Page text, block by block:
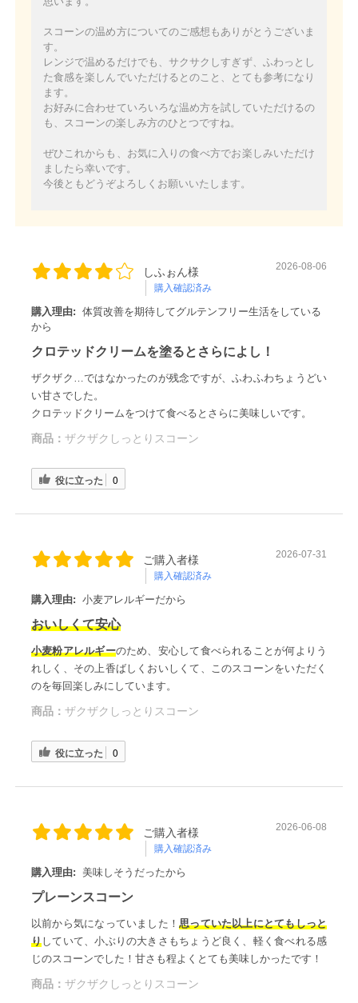
スコーンの温め方についてのご感想もありがとうございま
す。
レンジで温めるだけでも、サクサクしすぎず、ふわっとし
た食感を楽しんでいただけるとのこと、とても参考になり
ます。
お好みに合わせていろいろな温め方を試していただけるの
も、スコーンの楽しみ方のひとつですね。
ぜひこれからも、お気に入りの食べ方でお楽しみいただけ
ましたら幸いです。
今後ともどうぞよろしくお願いいたします。
しふぉん様
購入確認済み
2026-08-06
購入理由: 体質改善を期待してグルテンフリー生活をしている
から
クロテッドクリームを塗るとさらによし！
ザクザク…ではなかったのが残念ですが、ふわふわちょうどい
い甘さでした。
クロテッドクリームをつけて食べるとさらに美味しいです。
商品： ザクザクしっとりスコーン
役に立った 0
ご購入者様
購入確認済み
2026-07-31
購入理由: 小麦アレルギーだから
おいしくて安心
小麦粉アレルギーのため、安心して食べられることが何よりう
れしく、その上香ばしくおいしくて、このスコーンをいただく
のを毎回楽しみにしています。
商品： ザクザクしっとりスコーン
役に立った 0
ご購入者様
購入確認済み
2026-06-08
購入理由: 美味しそうだったから
プレーンスコーン
以前から気になっていました！思っていた以上にとてもしっと
りしていて、小ぶりの大きさもちょうど良く、軽く食べれる感
じのスコーンでした！甘さも程よくとても美味しかったです！
商品： ザクザクしっとりスコーン